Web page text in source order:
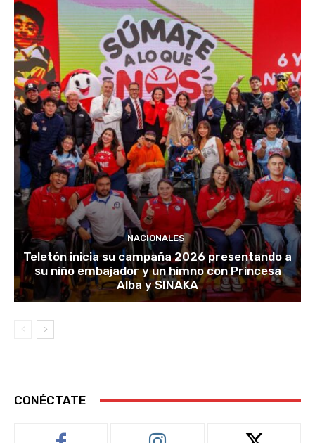
NACIONALES
Teletón inicia su campaña 2026 presentando a
su niño embajador y un himno con Princesa
Alba y SINAKA
CONÉCTATE